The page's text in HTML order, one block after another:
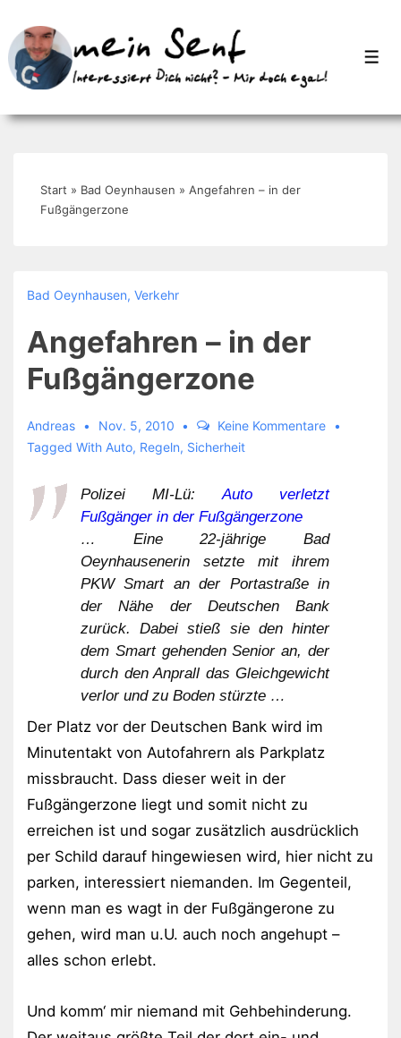
Zum
Inhalt
Start » Bad Oeynhausen » Angefahren – in der
Fußgängerzone
Bad Oeynhausen, Verkehr
Angefahren – in der
Fußgängerzone
Andreas Nov. 5, 2010
Keine Kommentare
Tagged With Auto, Regeln, Sicherheit
Polizei MI-Lü: Auto verletzt
Fußgänger in der Fußgängerzone
… Eine 22-jährige Bad
Oeynhausenerin setzte mit ihrem
PKW Smart an der Portastraße in
der Nähe der Deutschen Bank
zurück. Dabei stieß sie den hinter
dem Smart gehenden Senior an, der
durch den Anprall das Gleichgewicht
verlor und zu Boden stürzte …
Der Platz vor der Deutschen Bank wird im
Minutentakt von Autofahrern als Parkplatz
missbraucht. Dass dieser weit in der
Fußgängerzone liegt und somit nicht zu
erreichen ist und sogar zusätzlich ausdrücklich
per Schild darauf hingewiesen wird, hier nicht zu
parken, interessiert niemanden. Im Gegenteil,
wenn man es wagt in der Fußgängerone zu
gehen, wird man u.U. auch noch angehupt –
alles schon erlebt.
Und komm‘ mir niemand mit Gehbehinderung.